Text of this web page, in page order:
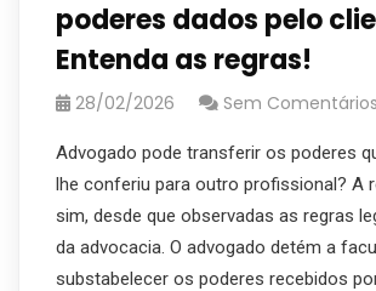
poderes dados pelo
Entenda as regras!
28/02/2026 Sem Comentários
Advogado pode transferir os poderes
lhe conferiu para outro profissional? A
sim, desde que observadas as regras
da advocacia. O advogado detém a
substabelecer os poderes recebidos